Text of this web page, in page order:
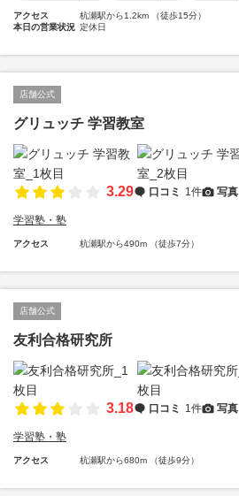
アクセス
杭瀬駅から1.2km （徒歩15分）
本日の営業状況 定休日
店舗公式
グリュッチ 学習教室
3.29 口コミ 1件 写真
学習塾・塾
アクセス 杭瀬駅から490m （徒歩7分）
店舗公式
友利合格研究所
3.18 口コミ 1件 写真
学習塾・塾
アクセス 杭瀬駅から680m （徒歩9分）